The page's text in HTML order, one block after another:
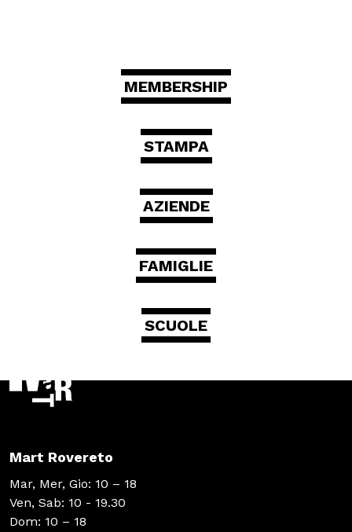
MEMBERSHIP
STAMPA
AZIENDE
FAMIGLIE
SCUOLE
Mart Rovereto
Mar, Mer, Gio: 10 – 18
Ven, Sab: 10 - 19.30
Dom: 10 – 18